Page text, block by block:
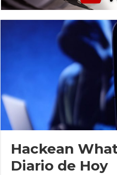
Hackean
Diario de Hoy